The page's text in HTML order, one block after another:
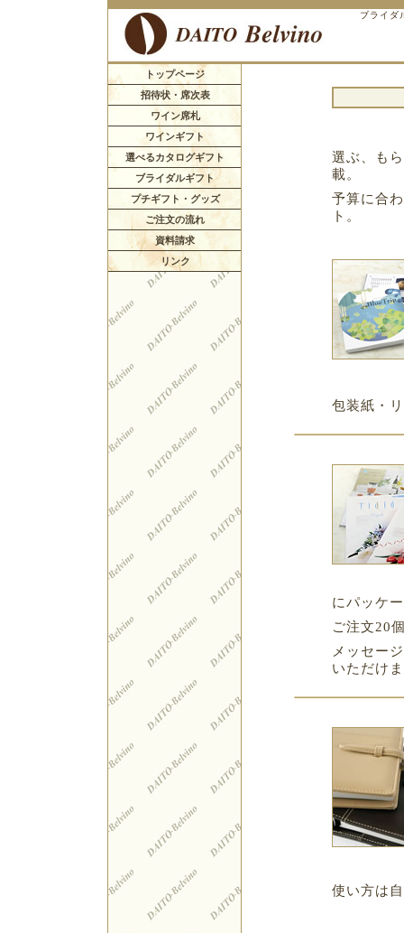
ブライダ
トップページ
招待状・席次表
ワイン席札
ワインギフト
選べるカタログギフト
ブライダルギフト
プチギフト・グッズ
ご注文の流れ
資料請求
リンク
選ぶ、も
載。
予算に合
ト。
包装紙・
にパッケ
ご注文20
メッセー
いただけ
使い方は